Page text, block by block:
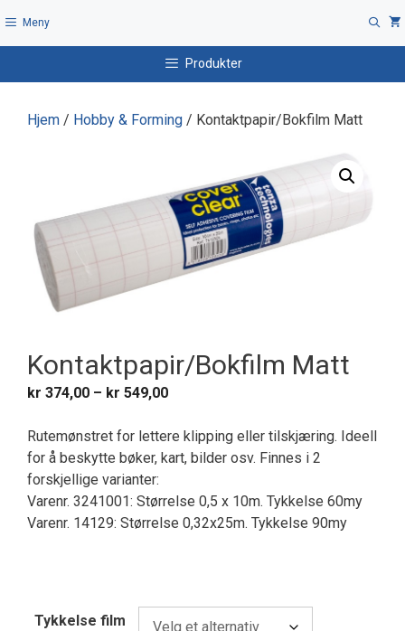
til
Meny
Produkter
Hjem / Hobby & Forming / Kontaktpapir/Bokfilm Matt
Kontaktpapir/Bokfilm Matt
kr 374,00 – kr 549,00Prisområde:
til
kr 549,00
Rutemønstret for lettere klipping eller tilskjæring. Ideell
for å beskytte bøker, kart, bilder osv. Finnes i 2
forskjellige varianter:
Varenr. 3241001: Størrelse 0,5 x 10m. Tykkelse 60my
Varenr. 14129: Størrelse 0,32x25m. Tykkelse 90my
Tykkelse film